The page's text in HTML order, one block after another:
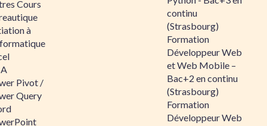
Cours
à
Pivot /
Query
continu
(Strasbourg)
Formation
Développeur Web
et Web Mobile –
Bac+2 en continu
(Strasbourg)
Formation
Développeur Web